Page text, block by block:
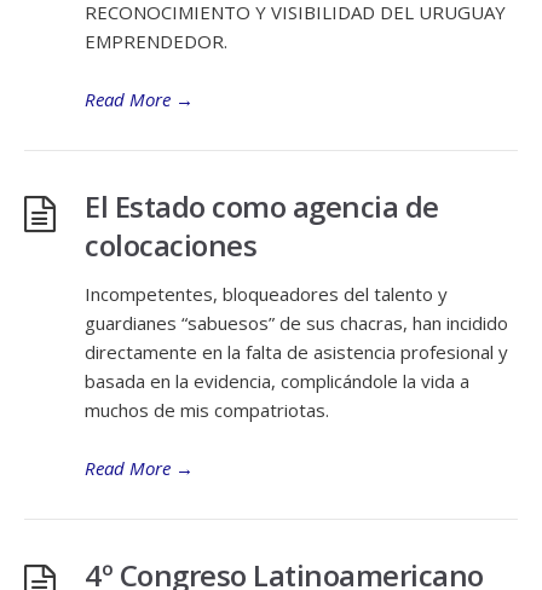
RECONOCIMIENTO Y VISIBILIDAD DEL URUGUAY
EMPRENDEDOR.
Read More →
El Estado como agencia de
colocaciones
Incompetentes, bloqueadores del talento y
guardianes “sabuesos” de sus chacras, han incidido
directamente en la falta de asistencia profesional y
basada en la evidencia, complicándole la vida a
muchos de mis compatriotas.
Read More →
4º Congreso Latinoamericano